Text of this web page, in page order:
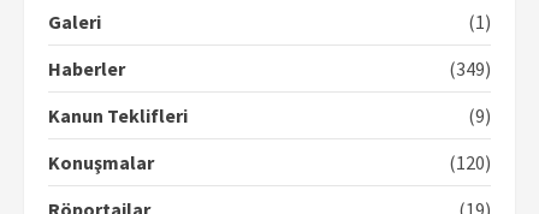
Galeri
(1)
Haberler
(349)
Kanun Teklifleri
(9)
Konuşmalar
(120)